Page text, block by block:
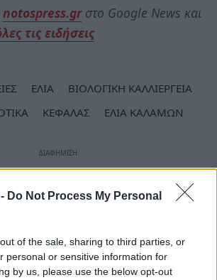
Do Not Process My Personal
of the sale, sharing to third parties, or
personal or sensitive information for
by us, please use the below opt-out
notospress.grστο Google News και
τις ειδήσεις
ΕΛΙΑ
ΒΙΟΛΟΓΙΚΗ ΚΑΛΛΙΕΡΓΕΙΑ
ΚΕΦΑΛΑΣ ΕΛΙΑ ΚΑΛΑΜΩΝ